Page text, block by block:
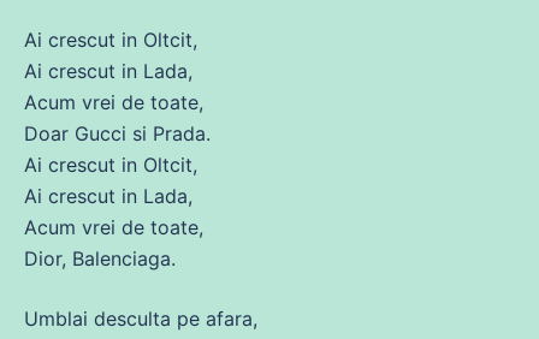
Ai crescut in Oltcit,
Ai crescut in Lada,
Acum vrei de toate,
Doar Gucci si Prada.
Ai crescut in Oltcit,
Ai crescut in Lada,
Acum vrei de toate,
Dior, Balenciaga.
Umblai desculta pe afara,